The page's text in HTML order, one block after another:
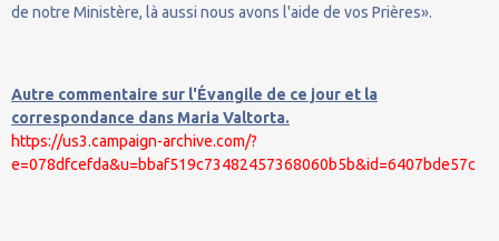
de notre Ministère, là aussi nous avons l'aide de vos Prières».
Autre commentaire sur l'Évangile de ce jour et la
correspondance dans Maria Valtorta.
https://us3.campaign-archive.com/?
e=078dfcefda&u=bbaf519c73482457368060b5b&id=6407bde57c